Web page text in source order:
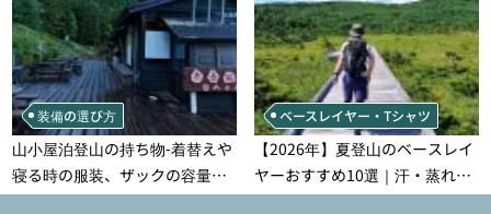
装備の選び方
山小屋泊登山の持ち物‐着替えや
寝る時の服装、ザックの容量な
どを徹底紹介！1泊2日、2泊3日
ベースレイヤー・Tシャツ
【2026年】夏登山のベースレイ
ヤーおすすめ10選｜汗・蒸れ・
汗冷え対策に効く選び方